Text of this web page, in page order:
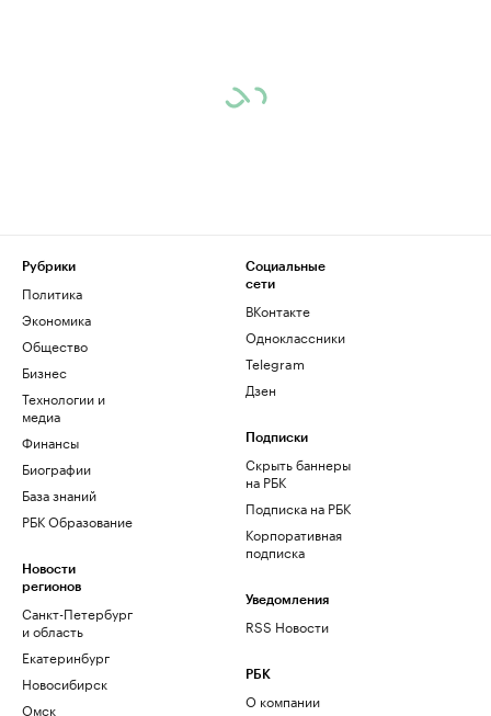
Рубрики
Политика
Экономика
Общество
Бизнес
Технологии и
медиа
Финансы
Биографии
База знаний
РБК Образование
Новости
регионов
Санкт-Петербург
и область
Екатеринбург
Новосибирск
Омск
Социальные
сети
ВКонтакте
Одноклассники
Telegram
Дзен
Подписки
Скрыть баннеры
на РБК
Подписка на РБК
Корпоративная
подписка
Уведомления
RSS Новости
РБК
О компании